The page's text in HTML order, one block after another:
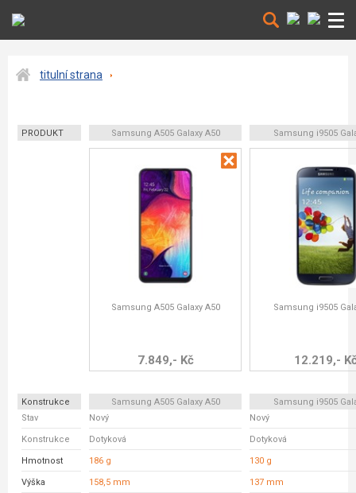
titulní strana
PRODUKT Samsung A505 Galaxy A50 Samsung i9505
Samsung A505 Galaxy A50
7.849,- Kč
Samsung i9505
12.219,-
Konstrukce Samsung A505 Galaxy A50
Samsung i9505
Stav
Nový Nový
Konstrukce Dotyková Dotyková
Hmotnost 186 g 130 g
Výška 158,5 mm 137 mm